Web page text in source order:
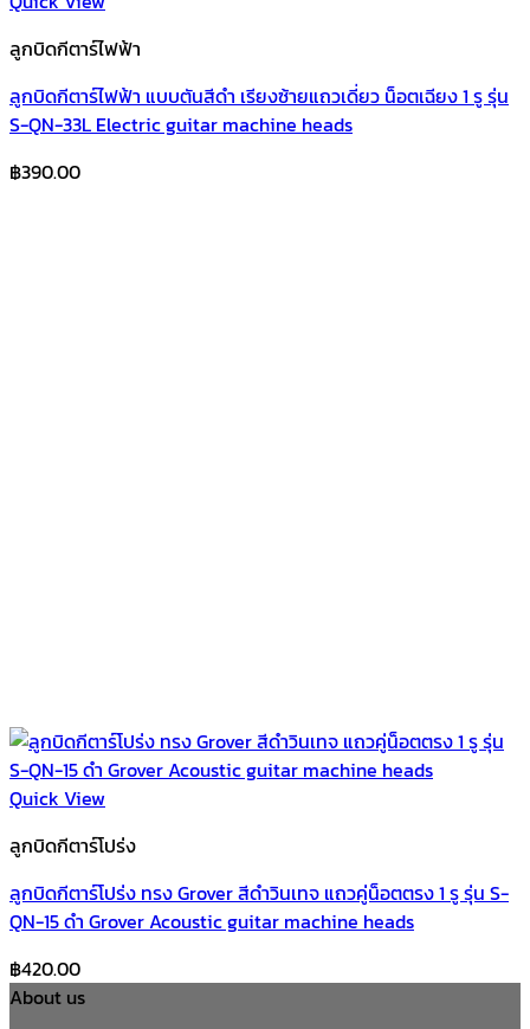
ลูกบิดกีตาร์ไฟฟ้า
ลูกบิดกีตาร์ไฟฟ้า แบบตันสีดำ เรียงซ้ายแถวเดี่ยว น็อตเฉียง 1 รู รุ่น
S-QN-33L Electric guitar machine heads
฿390.00
Quick View
ลูกบิดกีตาร์โปร่ง
ลูกบิดกีตาร์โปร่ง ทรง Grover สีดำวินเทจ แถวคู่น็อตตรง 1 รู รุ่น S-
QN-15 ดำ Grover Acoustic guitar machine heads
฿420.00
About us